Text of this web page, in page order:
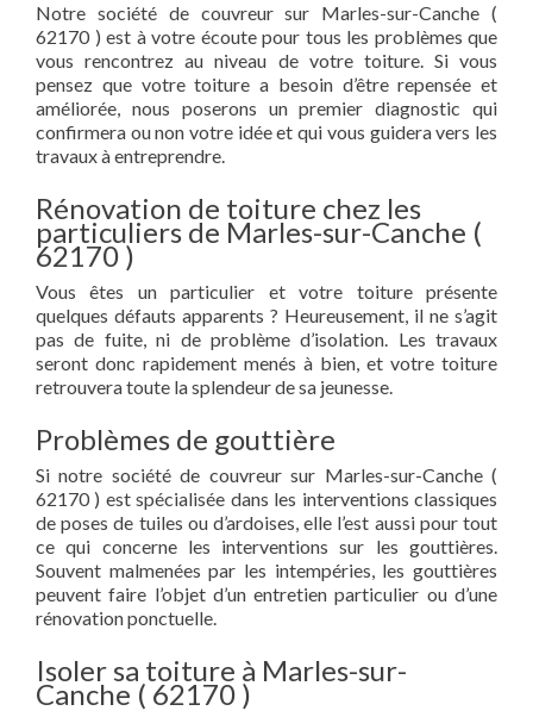
Notre société de couvreur sur Marles-sur-Canche (
62170 ) est à votre écoute pour tous les problèmes que
vous rencontrez au niveau de votre toiture. Si vous
pensez que votre toiture a besoin d’être repensée et
améliorée, nous poserons un premier diagnostic qui
confirmera ou non votre idée et qui vous guidera vers les
travaux à entreprendre.
Rénovation de toiture chez les
particuliers de Marles-sur-Canche (
62170 )
Vous êtes un particulier et votre toiture présente
quelques défauts apparents ? Heureusement, il ne s’agit
pas de fuite, ni de problème d’isolation. Les travaux
seront donc rapidement menés à bien, et votre toiture
retrouvera toute la splendeur de sa jeunesse.
Problèmes de gouttière
Si notre société de couvreur sur Marles-sur-Canche (
62170 ) est spécialisée dans les interventions classiques
de poses de tuiles ou d’ardoises, elle l’est aussi pour tout
ce qui concerne les interventions sur les gouttières.
Souvent malmenées par les intempéries, les gouttières
peuvent faire l’objet d’un entretien particulier ou d’une
rénovation ponctuelle.
Isoler sa toiture à Marles-sur-
Canche ( 62170 )